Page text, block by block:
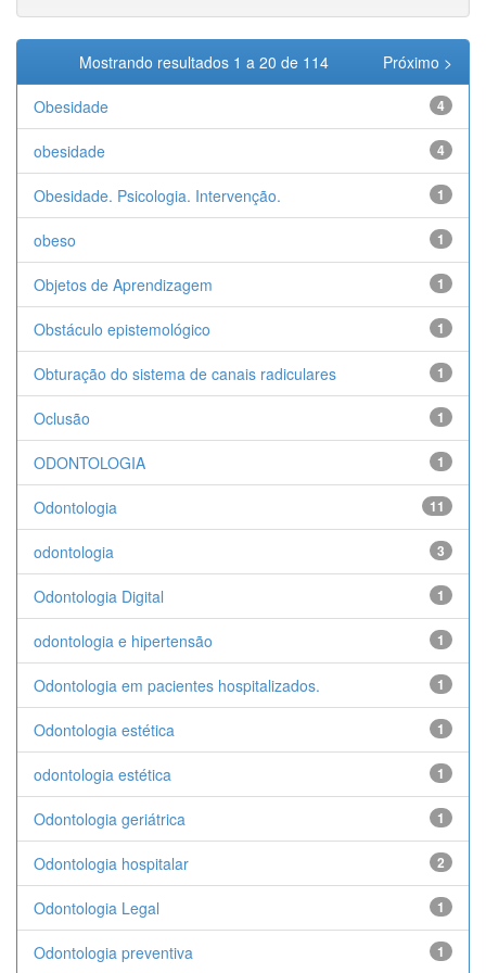
Mostrando resultados 1 a 20 de 114 Próximo >
Obesidade 4
obesidade 4
Obesidade. Psicologia. Intervenção. 1
obeso 1
Objetos de Aprendizagem 1
Obstáculo epistemológico 1
Obturação do sistema de canais radiculares 1
Oclusão 1
ODONTOLOGIA 1
Odontologia 11
odontologia 3
Odontologia Digital 1
odontologia e hipertensão 1
Odontologia em pacientes hospitalizados. 1
Odontologia estética 1
odontologia estética 1
Odontologia geriátrica 1
Odontologia hospitalar 2
Odontologia Legal 1
Odontologia preventiva 1